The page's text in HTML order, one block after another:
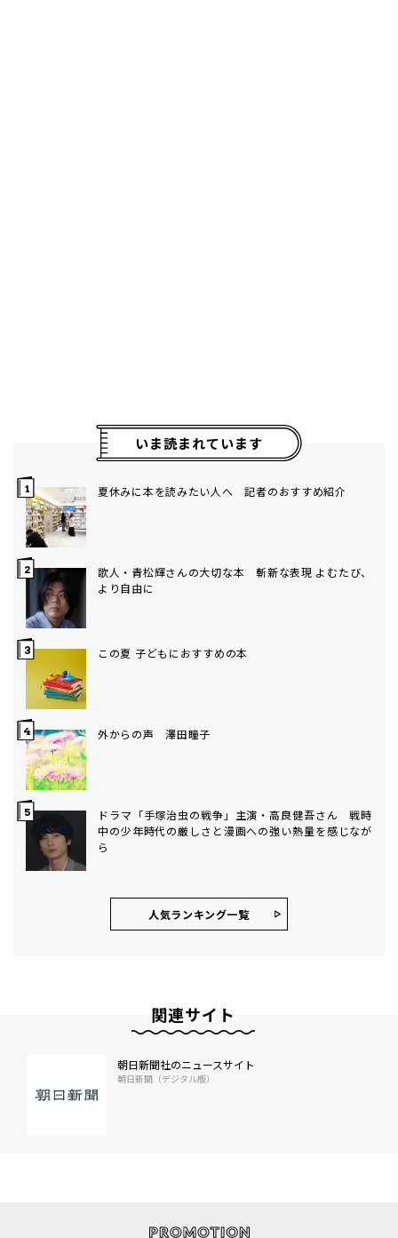
いま読まれています
夏休みに本を読みたい人へ 記者のおすすめ紹介
歌人・青松輝さんの大切な本 斬新な表現 よむたび、
より自由に
この夏 子どもにおすすめの本
外からの声 澤田瞳子
ドラマ「手塚治虫の戦争」主演・高良健吾さん 戦時
中の少年時代の厳しさと漫画への強い熱量を感じなが
ら
人気ランキング⼀覧
関連サイト
朝日新聞社のニュースサイト
朝日新聞（デジタル版）